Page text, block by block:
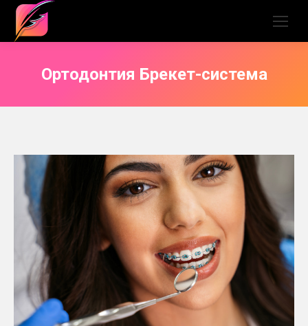
Ортодонтия Брекет-система